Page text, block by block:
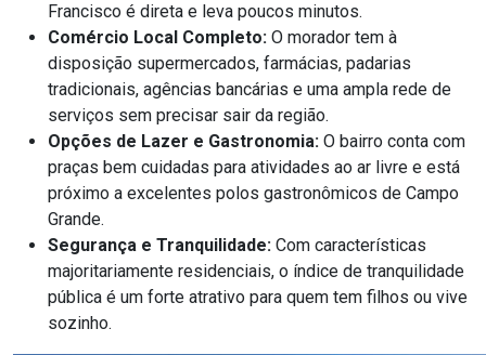
Francisco é direta e leva poucos minutos.
Comércio Local Completo: O morador tem à
disposição supermercados, farmácias, padarias
tradicionais, agências bancárias e uma ampla rede de
serviços sem precisar sair da região.
Opções de Lazer e Gastronomia: O bairro conta com
praças bem cuidadas para atividades ao ar livre e está
próximo a excelentes polos gastronômicos de Campo
Grande.
Segurança e Tranquilidade: Com características
majoritariamente residenciais, o índice de tranquilidade
pública é um forte atrativo para quem tem filhos ou vive
sozinho.